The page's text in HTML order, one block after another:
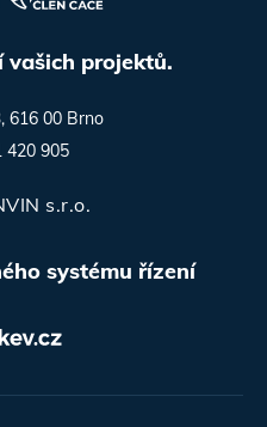
vašich projektů.
616 00 Brno
420 905
s.r.o.
systému řízení